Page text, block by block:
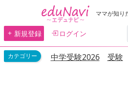
ママが知り
新規登録 ログイン
中学受験2026 受験